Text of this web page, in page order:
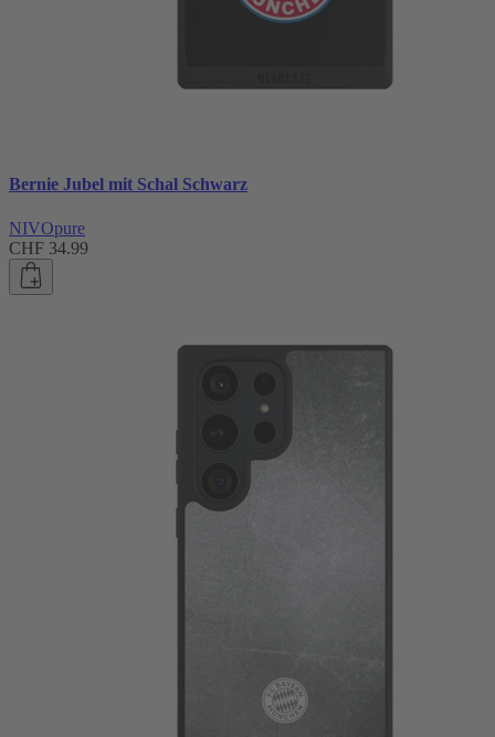
Bernie Jubel mit Schal Schwarz
NIVOpure
CHF 34.99